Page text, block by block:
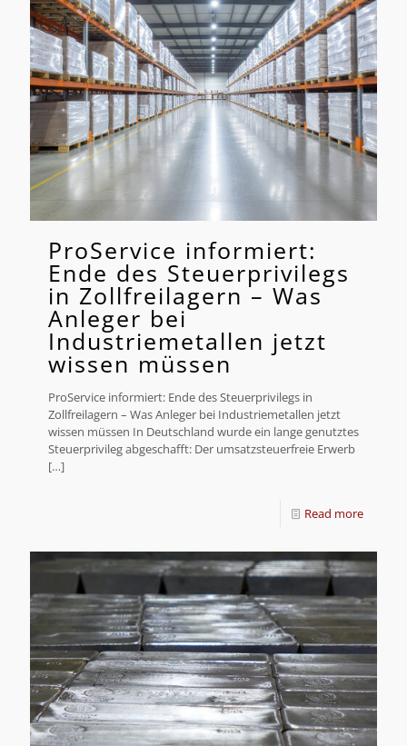
ProService informiert:
Ende des Steuerprivilegs
in Zollfreilagern – Was
Anleger bei
Industriemetallen jetzt
wissen müssen
ProService informiert: Ende des Steuerprivilegs in
Zollfreilagern – Was Anleger bei Industriemetallen jetzt
wissen müssen In Deutschland wurde ein lange genutztes
Steuerprivileg abgeschafft: Der umsatzsteuerfreie Erwerb
[…]
Read more